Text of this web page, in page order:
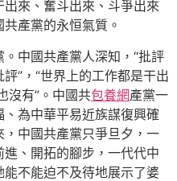
來、奮斗出來、斗爭出來
產黨的永恒氣質。
中國共產黨人深知，“批評
”，“世界上的工作都是干出
沒有”。中國共包養網產黨一
為中華平易近族謀復興確
中國共產黨只爭旦夕，一
、開拓的腳步，一代代中
不能迫不及待地展示了婆